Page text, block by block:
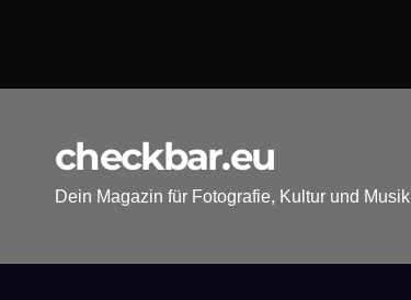
checkbar.eu
Dein Magazin für Fotografie, Kultur und Musik